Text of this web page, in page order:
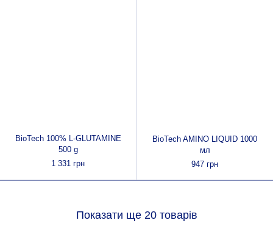
BioTech 100% L-GLUTAMINE
500 g
1 331 грн
BioTech AMINO LIQUID 1000
мл
947 грн
Показати ще 20 товарів